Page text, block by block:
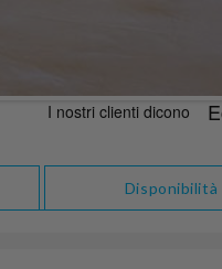
Disponibilità